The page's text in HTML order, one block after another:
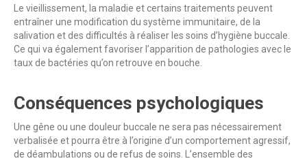
Le vieillissement, la maladie et certains traitements peuvent
entraîner une modification du système immunitaire, de la
salivation et des difficultés à réaliser les soins d’hygiène buccale.
Ce qui va également favoriser l’apparition de pathologies avec le
taux de bactéries qu’on retrouve en bouche.
Conséquences psychologiques
Une gêne ou une douleur buccale ne sera pas nécessairement
verbalisée et pourra être à l’origine d’un comportement agressif,
de déambulations ou de refus de soins. L’ensemble des